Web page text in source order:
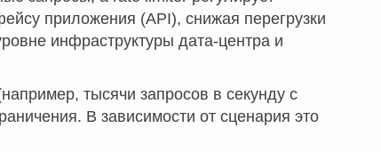
приложения (API), снижая перегрузки
инфраструктуры дата-центра и
тысячи запросов в секунду с
В зависимости от сценария это